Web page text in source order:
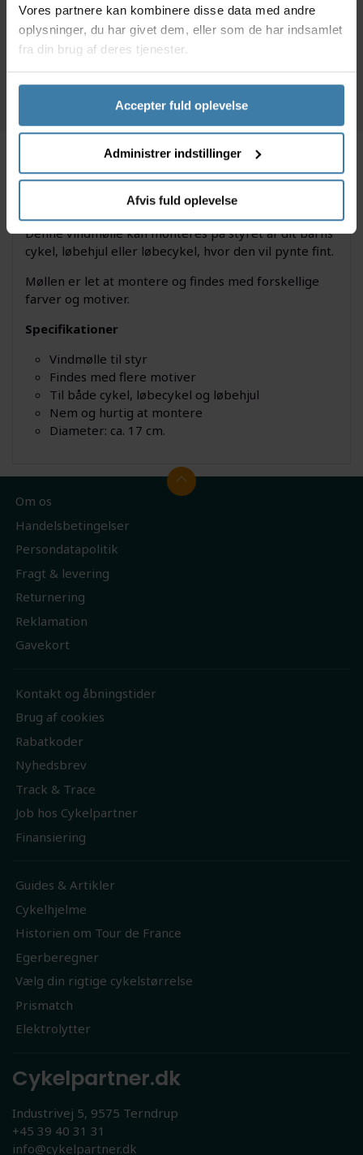
Vores partnere kan kombinere disse data med andre
oplysninger, du har givet dem, eller som de har indsamlet
fra din brug af deres tjenester.
Accepter fuld oplevelse
Administrer indstillinger
Afvis fuld oplevelse
+10 på lager
Beskrivelse Specifikationer
Denne vindmølle kan monteres på styret af dit barns
cykel, løbehjul eller løbecykel, hvor den vil pynte fint.
Møllen er let at montere og findes med forskellige
farver og motiver.
Specifikationer
Vindmølle til styr
Findes med flere motiver
Til både cykel, løbecykel og løbehjul
Nem og hurtig at montere
Diameter: ca. 17 cm.
Om os
Handelsbetingelser
Persondatapolitik
Fragt & levering
Returnering
Reklamation
Gavekort
Kontakt og åbningstider
Brug af cookies
Rabatkoder
Nyhedsbrev
Track & Trace
Job hos Cykelpartner
Finansiering
Guides & Artikler
Cykelhjelme
Historien om Tour de France
Egerberegner
Vælg din rigtige cykelstørrelse
Prismatch
Elektrolytter
Cykelpartner.dk
Industrivej 5, 9575 Terndrup
+45 39 40 31 31
info@cykelpartner.dk